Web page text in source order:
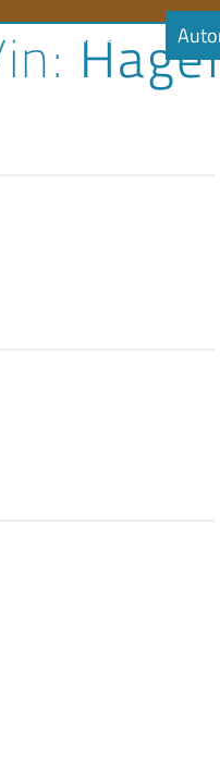
Audiobibliothek